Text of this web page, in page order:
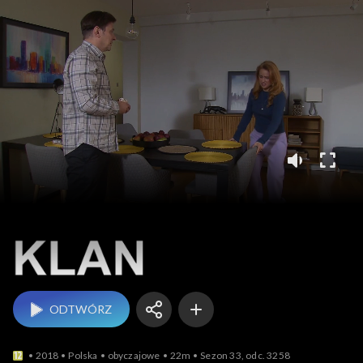
Klan
ODTWÓRZ
2018 Polska obyczajowe 22m Sezon 33, odc. 3258